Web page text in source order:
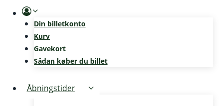
Din billetkonto
Kurv
Gavekort
Sådan køber du billet
Åbningstider